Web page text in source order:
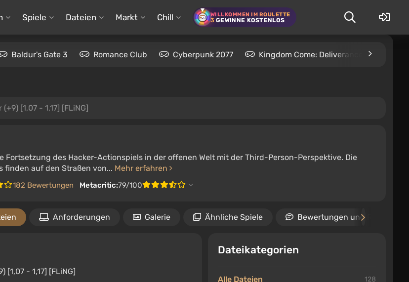
Spiele Dateien Markt Chill WILLKOMMEN IM ROULETTE
3 GEWINNE KOSTENLOS
Baldur's Gate 3 Romance Club Cyberpunk 2077 Kingdom Come: Deliverance 2
(+9) [1,07 - 1,17] [FLiNG]
Fortsetzung des Hacker-Actionspiels in der offenen Welt mit der Third-Person-Perspektive. Die
finden auf den Straßen von... Mehr erfahren
182 Bewertungen Metacritic:79/100
Anforderungen Galerie Ähnliche Spiele Bewertungen und
Dateikategorien
Alle Dateien 128